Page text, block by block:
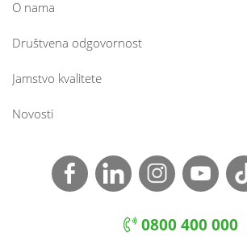
O nama
Društvena odgovornost
Jamstvo kvalitete
Novosti
0800 400 000